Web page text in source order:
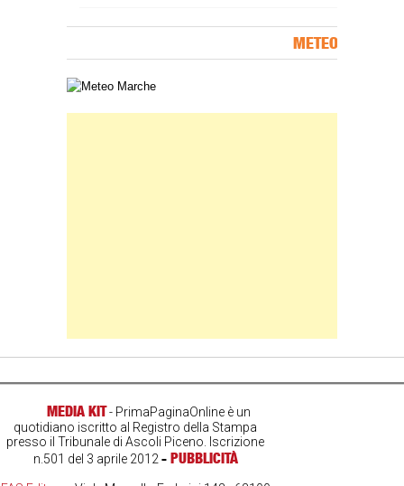
METEO
Carta meteorologica delle Marche
MEDIA KIT- PrimaPaginaOnline è un
quotidiano iscritto al Registro della Stampa
presso il Tribunale di Ascoli Piceno. Iscrizione
n.501 del 3 aprile 2012- PUBBLICITÀ